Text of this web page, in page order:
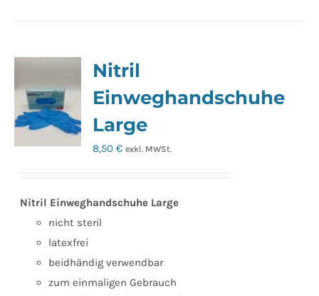
Nitril
Einweghandschuhe
Large
8,50€ exkl. MWSt.
Nitril Einweghandschuhe Large
nicht steril
latexfrei
beidhändig verwendbar
zum einmaligen Gebrauch